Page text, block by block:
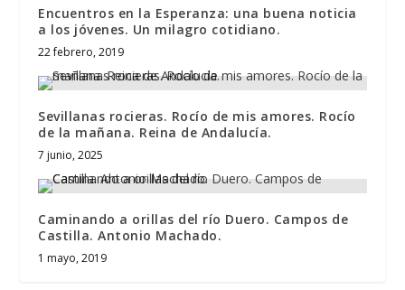
Encuentros en la Esperanza: una buena noticia
a los jóvenes. Un milagro cotidiano.
22 febrero, 2019
Sevillanas rocieras. Rocío de mis amores. Rocío
de la mañana. Reina de Andalucía.
7 junio, 2025
Caminando a orillas del río Duero. Campos de
Castilla. Antonio Machado.
1 mayo, 2019